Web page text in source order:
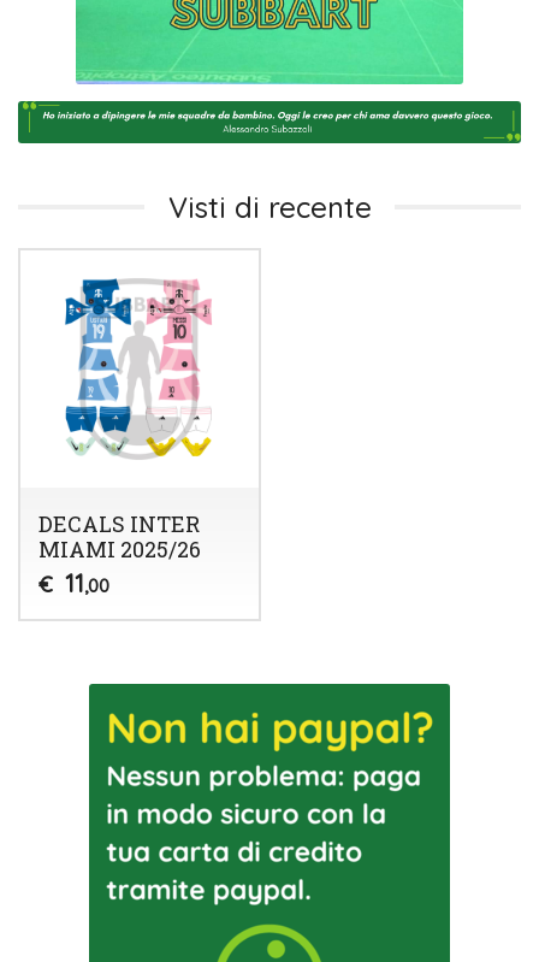
Visti di recente
DECALS INTER
MIAMI 2025/26
€ 11,00